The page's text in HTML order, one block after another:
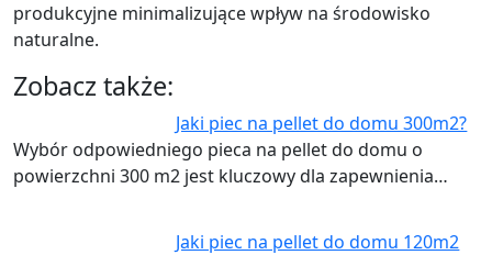
produkcyjne minimalizujące wpływ na środowisko
naturalne.
Zobacz także:
Jaki piec na pellet do domu 300m2?
Wybór odpowiedniego pieca na pellet do domu o
powierzchni 300 m2 jest kluczowy dla zapewnienia…
Jaki piec na pellet do domu 120m2